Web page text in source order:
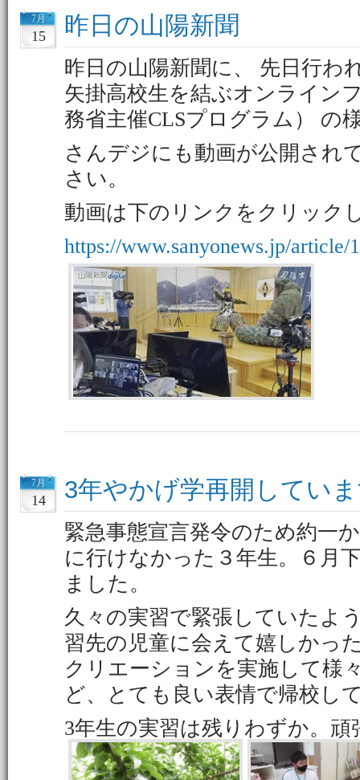
7月
15 昨日の山陽新聞
昨日の山陽新聞に、 先日行わ
矢掛高校生を結ぶオンライン
務省主催CLSプログラム） の
さんデジにも動画が公開され
さい。
動画は下のリンクをクリック
https://www.sanyonews.jp/article/
7月
14 3年やかげ学再開してい
緊急事態宣言発令のため約一
に行けなかった３年生。６月
ました。
久々の実習で緊張していたよ
習先の児童に会えて嬉しかっ
クリエーションを実施して様
ど、とても良い表情で帰校し
3年生の実習は残りわずか。頑